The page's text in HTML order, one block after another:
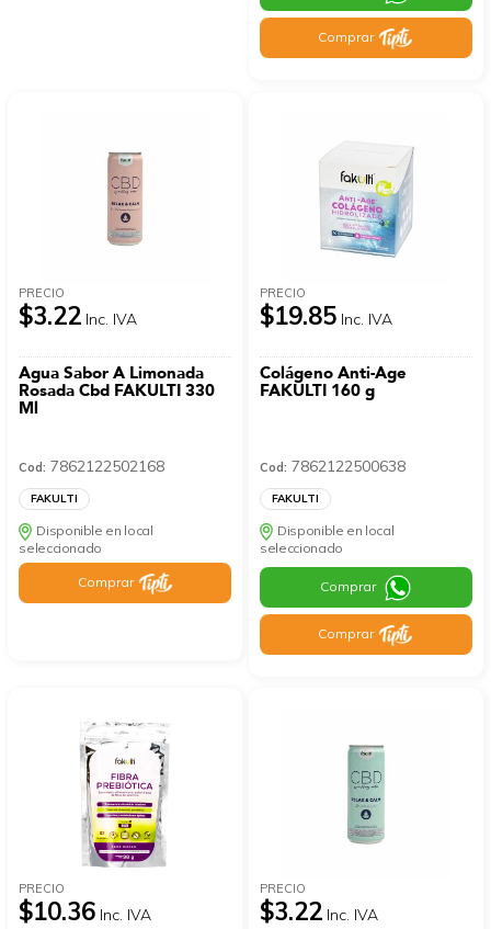
Comprar
PRECIO
$3.22 Inc. IVA
Agua Sabor A Limonada
Rosada Cbd FAKULTI 330
Ml
Cod: 7862122502168
FAKULTI
Disponible en local
seleccionado
Comprar
PRECIO
$19.85 Inc. IVA
Colágeno Anti-Age
FAKULTI 160 g
Cod: 7862122500638
FAKULTI
Disponible en local
seleccionado
Comprar
Comprar
PRECIO
$10.36 Inc. IVA
PRECIO
$3.22 Inc. IVA